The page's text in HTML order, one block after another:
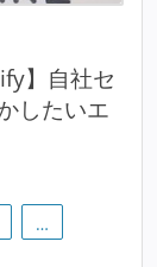
】自社セ
したいエ
…